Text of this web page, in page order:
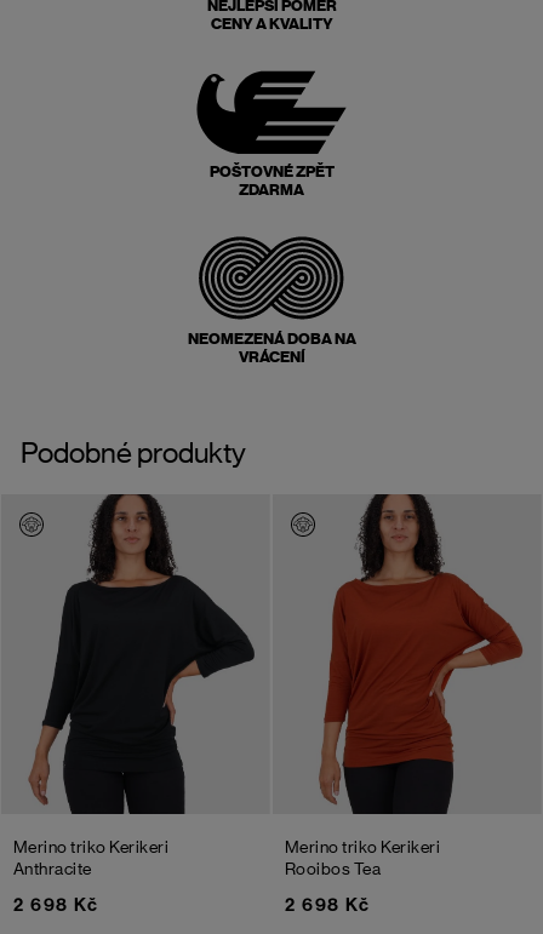
NEJLEPŠÍ POMĚR
CENY A KVALITY
POŠTOVNÉ ZPĚT
ZDARMA
NEOMEZENÁ DOBA NA
VRÁCENÍ
Podobné produkty
Merino triko Kerikeri
Anthracite
2 698 Kč
Merino triko Kerikeri
Rooibos Tea
2 698 Kč